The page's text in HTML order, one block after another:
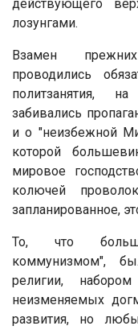
действующего
лозунгами.
Взамен
проводились
политзанятия,
забивались
и о "неизбежной
которой
мировое
колючей
запланированное,
То, что
коммунизмом",
религии,
неизменяемых
развития, но